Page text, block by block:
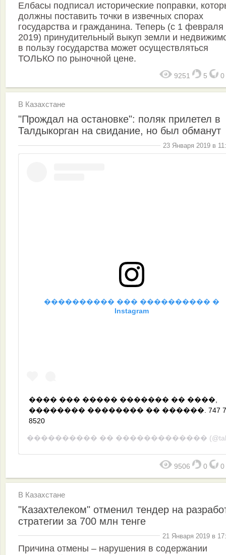
Елбасы подписал исторические поправки,
должны поставить точки в извечных спорах
государства и гражданина. Теперь (с 1 февраля
2019) принудительный выкуп земли и
в пользу государства может осуществляться
ТОЛЬКО по рыночной цене.
9251 5 0
В Казахстане
"Прождал на остановке": поляк прилетел в
Талдыкорган на свидание, но был обманут
23 Января 2019 в
���������� ��� ���������� �
Instagram
���� ��� ����� ������� �� ����,
�������� �������� �� ������. 747
8520
���������� �� ������������� (@taldykorganec_insta)
9506 0 0
В Казахстане
"Казахтелеком" отменил тендер на
стратегии за 700 млн тенге
21 Января 2019 в
Причина отмены – нарушения в содержании